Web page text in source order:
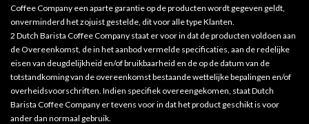
Coffee Company een aparte garantie op de producten wordt gegeven geldt,
onverminderd het zojuist gestelde, dit voor alle type Klanten.
2 Dutch Barista Coffee Company staat er voor in dat de producten voldoen aan
de Overeenkomst, de in het aanbod vermelde specificaties, aan de redelijke
eisen van deugdelijkheid en/of bruikbaarheid en de op de datum van de
totstandkoming van de overeenkomst bestaande wettelijke bepalingen en/of
overheidsvoorschriften. Indien specifiek overeengekomen, staat Dutch
Barista Coffee Company er tevens voor in dat het product geschikt is voor
ander dan normaal gebruik.